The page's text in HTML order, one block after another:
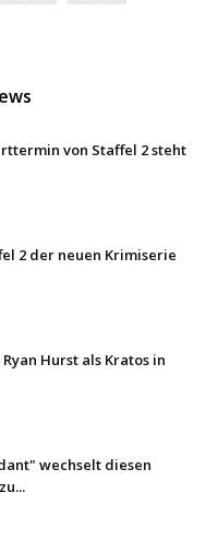
von Staffel 2 steht
2 der neuen Krimiserie
Hurst als Kratos in
wechselt diesen